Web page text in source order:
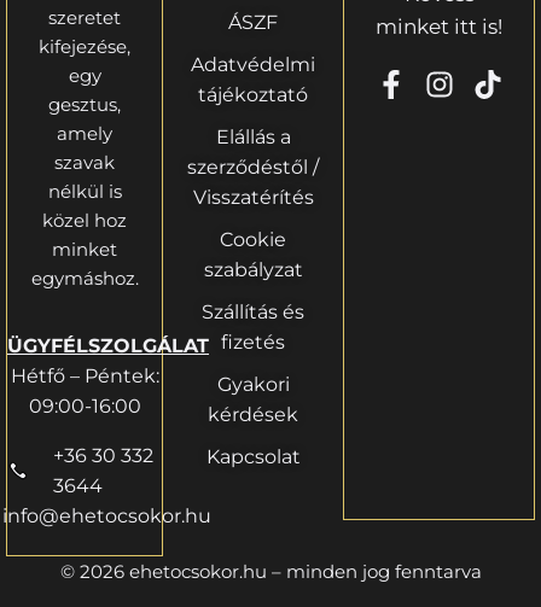
szeretet
kifejezése,
egy
gesztus,
amely
szavak
nélkül is
közel hoz
minket
egymáshoz.
ÜGYFÉLSZOLGÁLAT
Hétfő – Péntek:
09:00-16:00
+36 30 332
3644
info@ehetocsokor.hu
ÁSZF
Adatvédelmi
tájékoztató
Elállás a
szerződéstől /
Visszatérítés
Cookie
szabályzat
Szállítás és
fizetés
Gyakori
kérdések
Kapcsolat
minket itt is!
© 2026 ehetocsokor.hu – minden jog fenntarva